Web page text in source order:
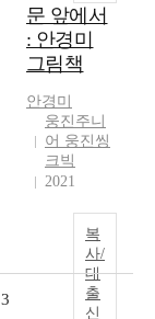
문 앞에서
: 안경미
그림책
안경미
웅진주니
어 웅진씽
크빅
2021
복
사/
대
출
신
3